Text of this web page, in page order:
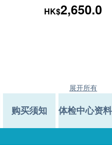
HK$2,650.0
展开所有
购买须知 体检中心资料